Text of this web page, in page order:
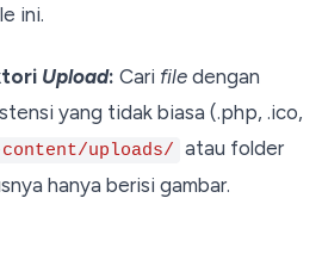
ini.
Upload: Cari filedengan
yang tidak biasa (.php, .ico,
content/uploads/ atau folder
hanya berisi gambar.